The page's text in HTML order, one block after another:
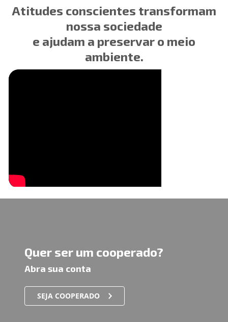
Atitudes conscientes transformam
nossa sociedade
e ajudam a preservar o meio
ambiente.
Quer ser um cooperado?
Abra sua conta
SEJA COOPERADO